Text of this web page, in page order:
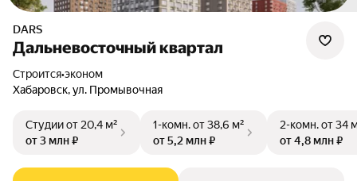
DARS
Дальневосточный квартал
Строится•эконом
Хабаровск, ул. Промывочная
Студииот 20,4 м²
от 3 млн ₽
1-комн.от 38,6 м²
от 5,2 млн ₽
2-комн.от 34
от 4,8 млн ₽